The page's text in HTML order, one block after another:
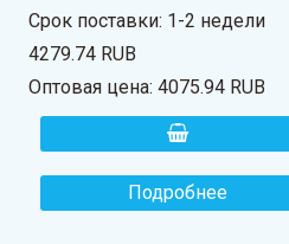
Срок поставки: 1-2 недели
4279.74 RUB
Оптовая цена:4075.94 RUB
Подробнее